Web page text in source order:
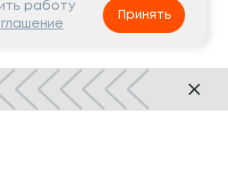
работу
Принять